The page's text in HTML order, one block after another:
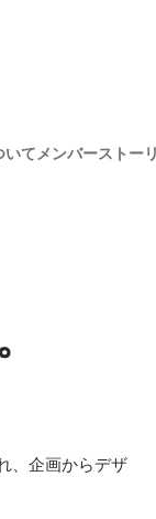
いて メンバーストー
、企画からデザ